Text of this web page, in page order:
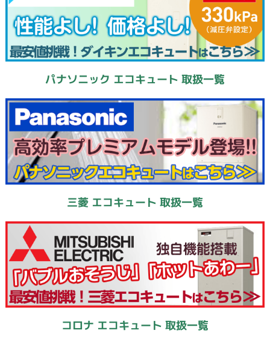
パナソニック エコキュート 取扱一覧
三菱 エコキュート 取扱一覧
コロナ エコキュート 取扱一覧